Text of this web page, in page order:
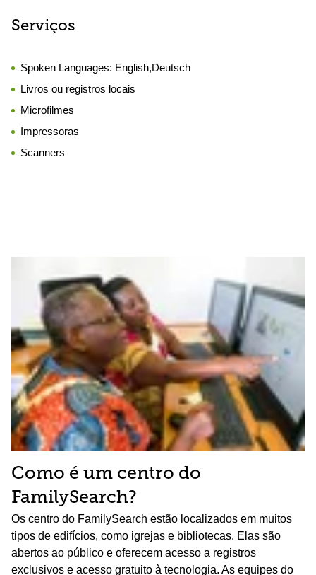
Serviços
Spoken Languages: English,Deutsch
Livros ou registros locais
Microfilmes
Impressoras
Scanners
Como é um centro do
FamilySearch?
Os centro do FamilySearch estão localizados em muitos
tipos de edifícios, como igrejas e bibliotecas. Elas são
abertos ao público e oferecem acesso a registros
exclusivos e acesso gratuito à tecnologia. As equipes do